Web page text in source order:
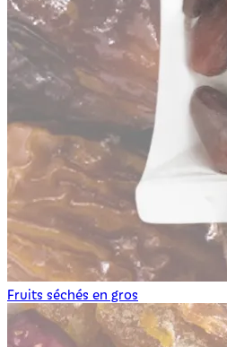
Fruits séchés en gros